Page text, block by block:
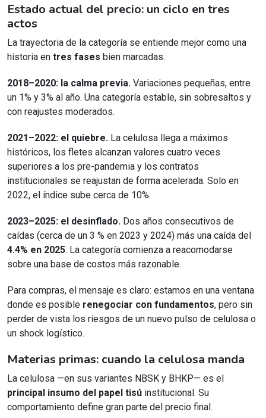
Estado actual del precio: un ciclo en tres
actos
La trayectoria de la categoría se entiende mejor como una
historia en tres fases bien marcadas.
2018–2020: la calma previa. Variaciones pequeñas, entre
un 1% y 3% al año. Una categoría estable, sin sobresaltos y
con reajustes moderados.
2021–2022: el quiebre. La celulosa llega a máximos
históricos, los fletes alcanzan valores cuatro veces
superiores a los pre-pandemia y los contratos
institucionales se reajustan de forma acelerada. Solo en
2022, el índice sube cerca de 10%.
2023–2025: el desinflado. Dos años consecutivos de
caídas (cerca de un 3 % en 2023 y 2024) más una caída del
4.4% en 2025. La categoría comienza a reacomodarse
sobre una base de costos más razonable.
Para compras, el mensaje es claro: estamos en una ventana
donde es posible renegociar con fundamentos, pero sin
perder de vista los riesgos de un nuevo pulso de celulosa o
un shock logístico.
Materias primas: cuando la celulosa manda
La celulosa —en sus variantes NBSK y BHKP— es el
principal insumo del papel tisú institucional. Su
comportamiento define gran parte del precio final.